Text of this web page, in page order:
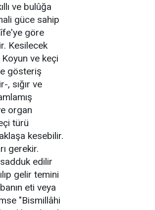
ve bulûğa
güce sahip
göre
Kesilecek
ve keçi
gösteriş
, sığır ve
organ
türü
kesebilir.
gerekir.
edilir
gelir temini
eti veya
"Bismillâhi